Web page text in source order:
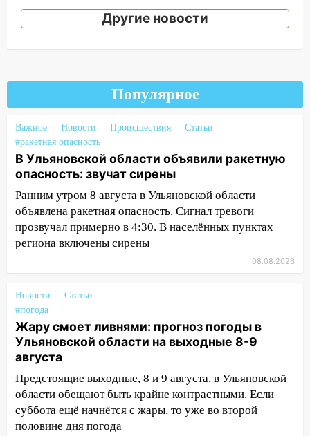
19:34
В следственном управлении
состоялось торжественное
следствия Российской Федерации
Ульяновцев приглашают
на фестивале «ФормАРТ»
18:11 Ульяновская область стала
пилотным регионом проекта
«Культурное долголетие»
17:16 В реанимацию Ульяновской
областной больницы поступили шесть
новых аппаратов ИВЛ
и проводят новое освещение
16:35
В Ульяновске установили ещё
девять бункеров для крупногабаритного
мусора
16:26 В Ульяновске бесплатно покажут
матч «Волги» под открытым небом
16:12 В Ульяновском госуниверситете
Другие новости
Популярное
Важное Новости Происшествия
Статьи
#ракетная опасность
В Ульяновской области объявили ракетную
опасность: звучат сирены
Ранним утром 8 августа в Ульяновской области
объявлена ракетная опасность. Сигнал тревоги
прозвучал примерно в 4:30. В населённых пунктах
региона включены сирены
08.08.2026
Новости
Статьи
#погода
Жару смоет ливнями: прогноз погоды в
Ульяновской области на выходные 8-9
августа
Предстоящие выходные, 8 и 9 августа, в Ульяновской
области обещают быть крайне контрастными. Если
суббота ещё начнётся с жары, то уже во второй
половине дня погода